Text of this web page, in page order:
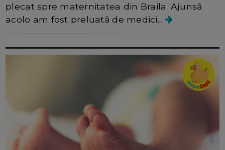
plecat spre maternitatea din Braila. Ajunsă
acolo am fost preluată de medici...